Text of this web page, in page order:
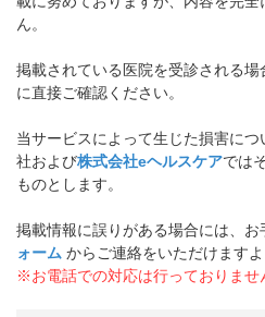
ん。
掲載されている医院を受診される
に直接ご確認ください。
当サービスによって生じた損害に
社および株式会社eヘルスケアでは
ものとします。
掲載情報に誤りがある場合には、お
ォーム からご連絡をいただけます
※お電話での対応は行っておりませ